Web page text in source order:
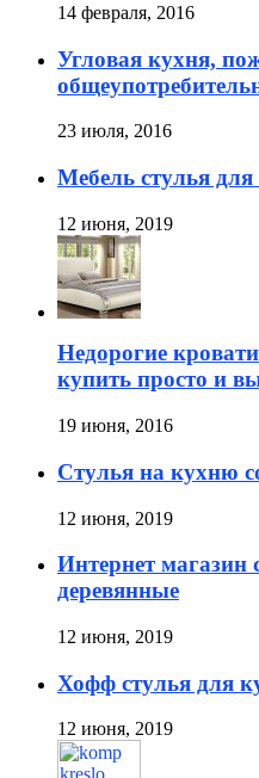
14 февраля, 2016
Угловая кухня,
23 июля, 2016
Мебель стулья
12 июня, 2019
Недорогие
купить просто и
19 июня, 2016
Стулья на кухню
12 июня, 2019
Интернет магазин
деревянные
12 июня, 2019
Хофф стулья для
12 июня, 2019